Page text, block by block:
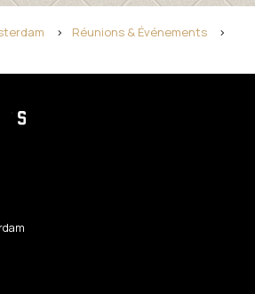
> Réunions & Événements
>